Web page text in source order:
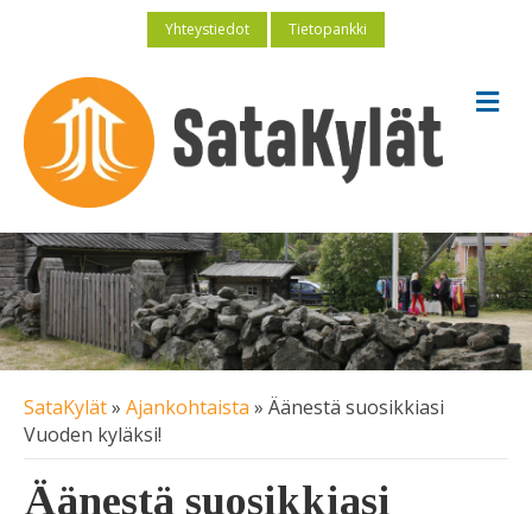
Yhteystiedot Tietopankki
V
a
o
SataKylät» Ajankohtaista » Äänestä suosikkiasi
Vuoden kyläksi!
Äänestä suosikkiasi